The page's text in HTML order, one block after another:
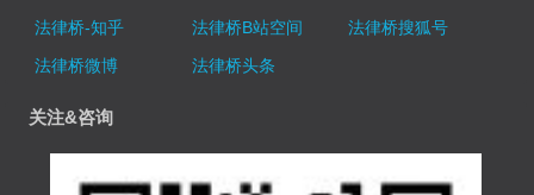
法律桥-知乎
法律桥B站空间
法律桥搜狐号
法律桥微博
法律桥头条
关注&咨询